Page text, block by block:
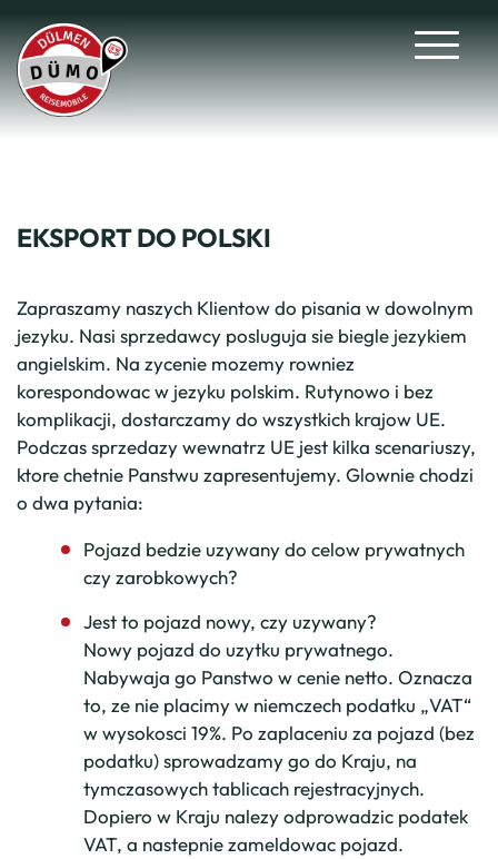
EKSPORT DO POLSKI
Zapraszamy naszych Klientow do pisania w dowolnym
jezyku. Nasi sprzedawcy posluguja sie biegle jezykiem
angielskim. Na zycenie mozemy rowniez
korespondowac w jezyku polskim. Rutynowo i bez
komplikacji, dostarczamy do wszystkich krajow UE.
Podczas sprzedazy wewnatrz UE jest kilka scenariuszy,
ktore chetnie Panstwu zapresentujemy. Glownie chodzi
o dwa pytania:
Pojazd bedzie uzywany do celow prywatnych
czy zarobkowych?
Jest to pojazd nowy, czy uzywany?
Nowy pojazd do uzytku prywatnego.
Nabywaja go Panstwo w cenie netto. Oznacza
to, ze nie placimy w niemczech podatku „VAT“
w wysokosci 19%. Po zaplaceniu za pojazd (bez
podatku) sprowadzamy go do Kraju, na
tymczasowych tablicach rejestracyjnych.
Dopiero w Kraju nalezy odprowadzic podatek
VAT, a nastepnie zameldowac pojazd.